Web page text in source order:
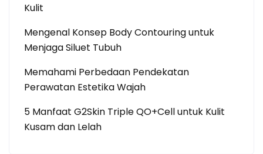
Kulit
Mengenal Konsep Body Contouring untuk
Menjaga Siluet Tubuh
Memahami Perbedaan Pendekatan
Perawatan Estetika Wajah
5 Manfaat G2Skin Triple QO+Cell untuk Kulit
Kusam dan Lelah